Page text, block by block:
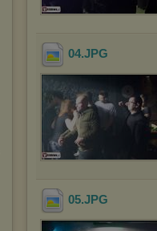
04.JPG
05.JPG